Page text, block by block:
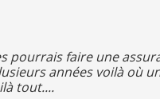
pourrais faire une
années voilà où
tout....